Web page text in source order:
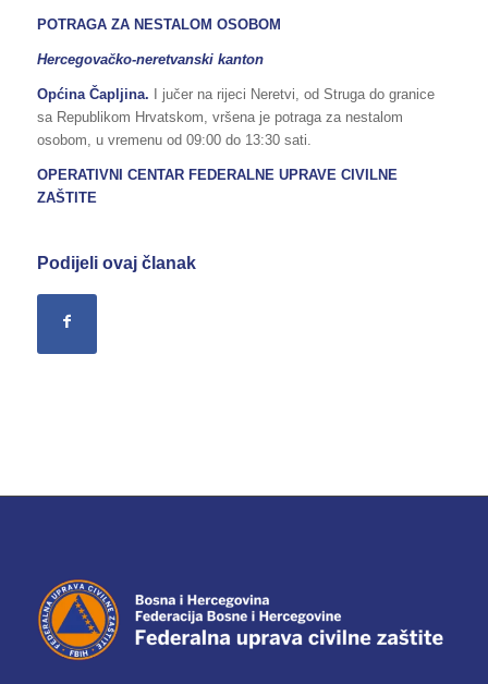
POTRAGA ZA NESTALOM OSOBOM
Hercegovačko-neretvanski kanton
Općina Čapljina. I jučer na rijeci Neretvi, od Struga do granice
sa Republikom Hrvatskom, vršena je potraga za nestalom
osobom, u vremenu od 09:00 do 13:30 sati.
OPERATIVNI CENTAR FEDERALNE UPRAVE CIVILNE
ZAŠTITE
Podijeli ovaj članak